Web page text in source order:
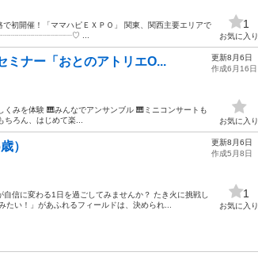
初開催！「ママハピＥＸＰＯ」 関東、関西主要エリアで
...
1
お気に入り
ミナー「おとのアトリエO...
みを体験 🎹みんなでアンサンブル 🎹ミニコンサートも
ろん、はじめて楽...
更新8月6日
作成6月16日
お気に入り
）
信に変わる1日を過ごしてみませんか？ たき火に挑戦し
い！」があふれるフィールドは、決められ...
更新8月6日
作成5月8日
1
お気に入り